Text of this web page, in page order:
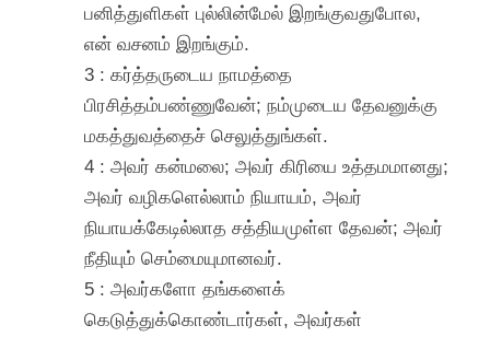
பனித்துளிகள் புல்லின்மேல் இறங்குவதுபோல,
என் வசனம் இறங்கும்.
3 : கர்த்தருடைய நாமத்தை
பிரசித்தம்பண்ணுவேன்; நம்முடைய தேவனுக்கு
மகத்துவத்தைச் செலுத்துங்கள்.
4 : அவர் கன்மலை; அவர் கிரியை உத்தமமானது;
அவர் வழிகளெல்லாம் நியாயம், அவர்
நியாயக்கேடில்லாத சத்தியமுள்ள தேவன்; அவர்
நீதியும் செம்மையுமானவர்.
5 : அவர்களோ தங்களைக்
கெடுத்துக்கொண்டார்கள், அவர்கள்